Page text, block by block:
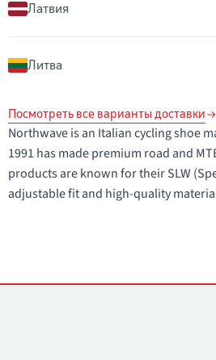
Латвия
Литва
Посмотреть все варианты доставки
Northwave is an Italian cycling shoe
1991 has made premium road and
products are known for their SLW
adjustable fit and high-quality